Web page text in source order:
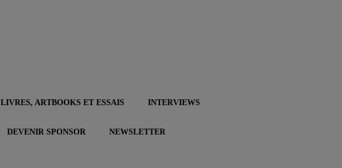
LIVRES, ARTBOOKS ET ESSAIS INTERVIEWS
DEVENIR SPONSOR NEWSLETTER